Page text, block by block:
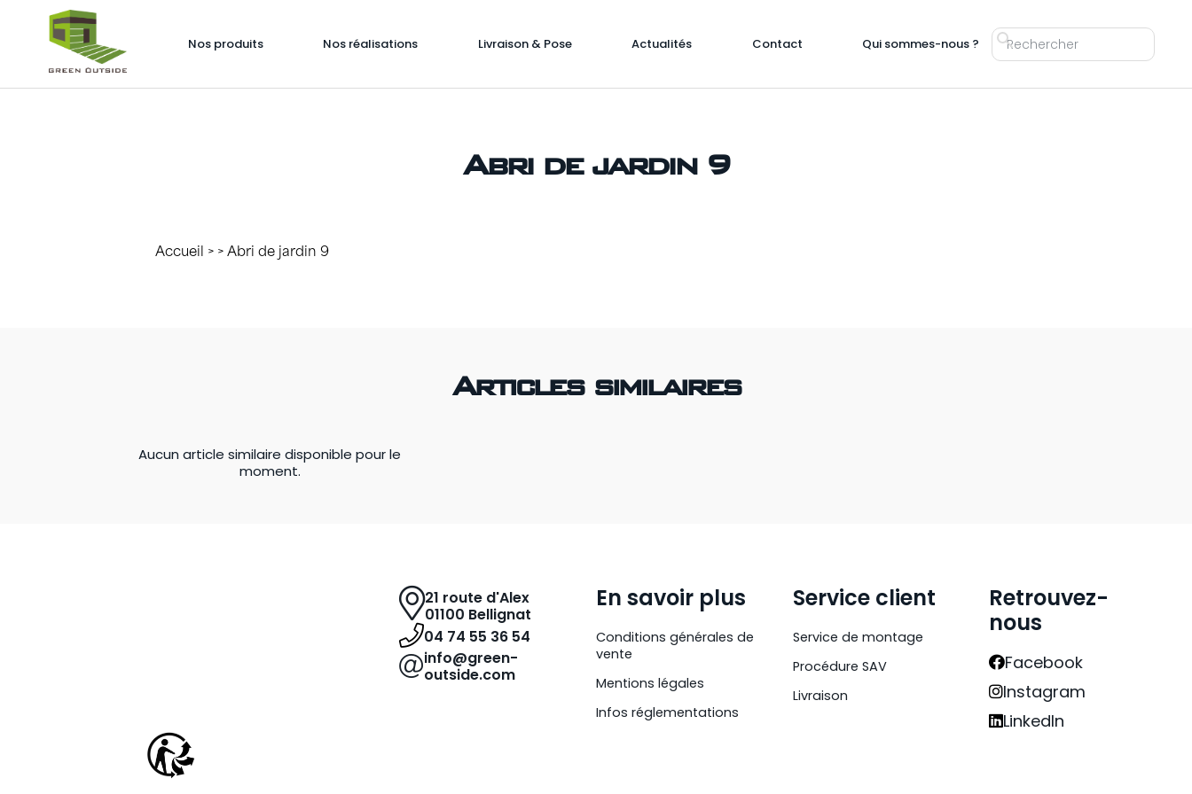
Nos produits Nos réalisations Livraison & Pose Actualités Contact Qui sommes-nous ?
Abri de jardin 9
Accueil > > Abri de jardin 9
Articles similaires
Aucun article similaire disponible pour le
moment.
21 route d'Alex
01100 Bellignat
04 74 55 36 54
info@green-
outside.com
En savoir plus
Conditions générales de
vente
Mentions légales
Infos réglementations
Service client
Service de montage
Procédure SAV
Livraison
Retrouvez-
nous
Facebook
Instagram
LinkedIn